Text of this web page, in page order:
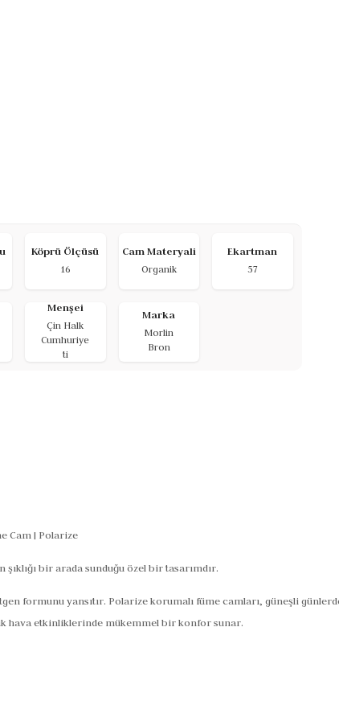
Köprü Ölçüsü
16
Cam Materyali
Organik
Ekartman
57
Menşei
Çin Halk
Cumhuriye
ti
Marka
Morlin
Bron
Cam | Polarize
bir arada sunduğu özel bir tasarımdır.
formunu yansıtır. Polarize korumalı füme camları, güneşli
hava etkinliklerinde mükemmel bir konfor sunar.